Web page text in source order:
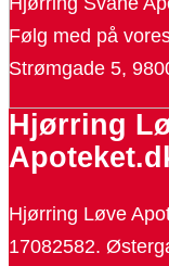
Følg med på
Strømgade 5,
Hjørring
Hjørring Løve
17082582.